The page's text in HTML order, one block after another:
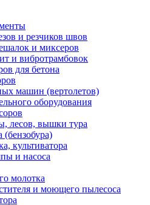
и резчиков швов
и миксеров
и вибротрамбовок
для бетона
машин (вертолетов)
оборудования
лесов, вышки тура
(бензобура)
культиватора
и насоса
молотка
и моющего пылесоса